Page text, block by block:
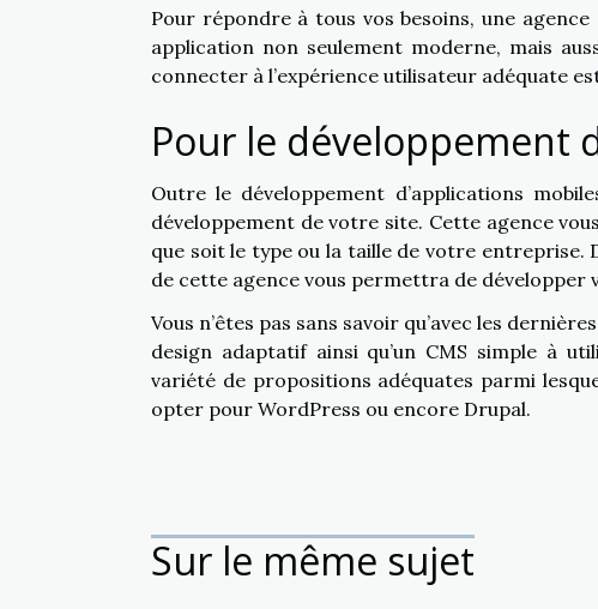
Pour répondre à tous vos besoins, une
application non seulement moderne, mais
connecter à l’expérience utilisateur adéquate
Pour le développement
Outre le développement d’applications
développement de votre site. Cette agence
que soit le type ou la taille de votre entreprise.
de cette agence vous permettra de développer
Vous n’êtes pas sans savoir qu’avec les
design adaptatif ainsi qu’un CMS simple à
variété de propositions adéquates parmi
opter pour WordPress ou encore Drupal.
Sur le même sujet